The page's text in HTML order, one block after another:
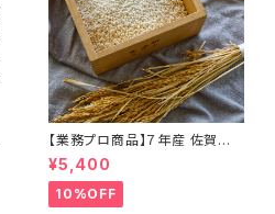
【業務プロ商品】７年産 佐賀県
産福岡県産もち米５kg
¥5,400
10%OFF